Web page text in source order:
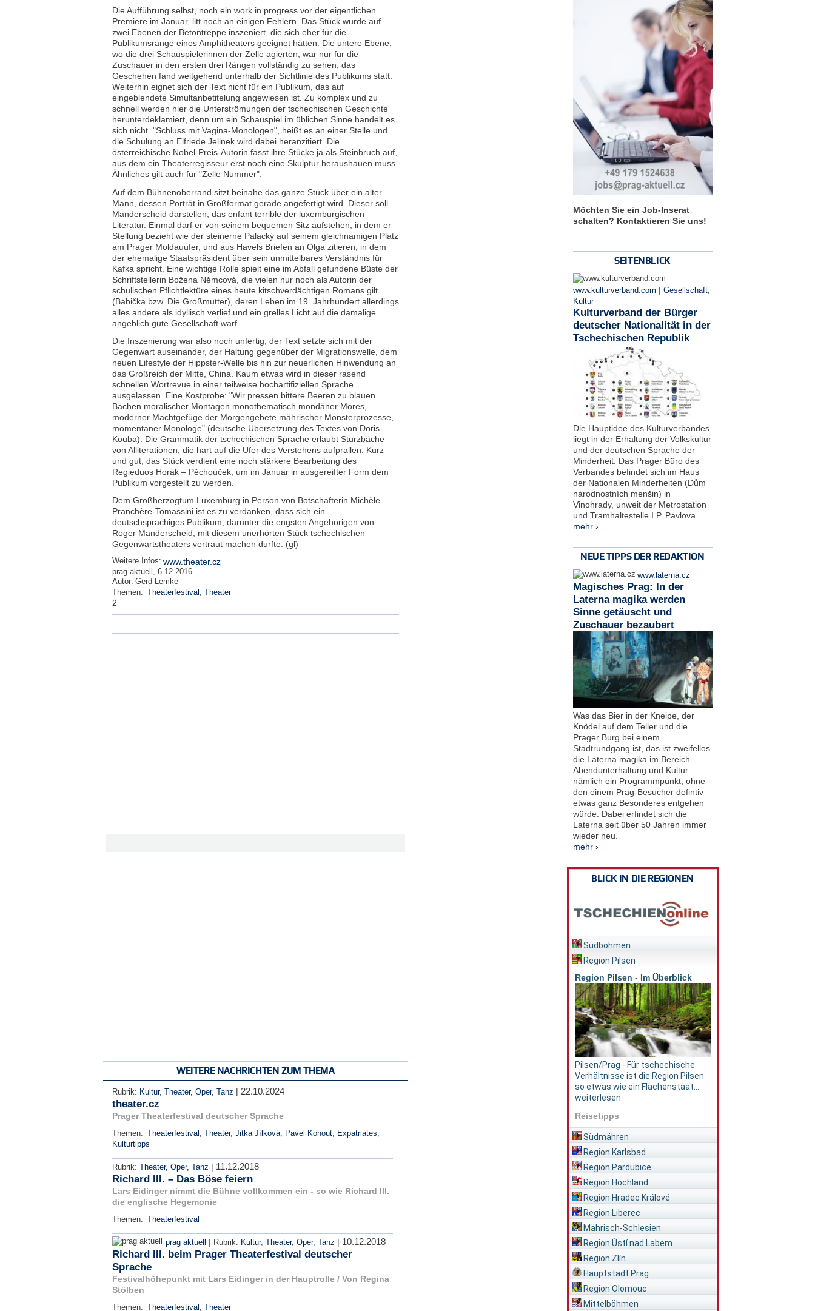
Die Aufführung selbst, noch ein work in progress vor der eigentlichen
Premiere im Januar, litt noch an einigen Fehlern. Das Stück wurde auf
zwei Ebenen der Betontreppe inszeniert, die sich eher für die
Publikumsränge eines Amphitheaters geeignet hätten. Die untere Ebene,
wo die drei Schauspielerinnen der Zelle agierten, war nur für die
Zuschauer in den ersten drei Rängen vollständig zu sehen, das
Geschehen fand weitgehend unterhalb der Sichtlinie des Publikums statt.
Weiterhin eignet sich der Text nicht für ein Publikum, das auf
eingeblendete Simultanbetitelung angewiesen ist. Zu komplex und zu
schnell werden hier die Unterströmungen der tschechischen Geschichte
herunterdeklamiert, denn um ein Schauspiel im üblichen Sinne handelt es
sich nicht. "Schluss mit Vagina-Monologen", heißt es an einer Stelle und
die Schulung an Elfriede Jelinek wird dabei heranzitiert. Die
österreichische Nobel-Preis-Autorin fasst ihre Stücke ja als Steinbruch auf,
aus dem ein Theaterregisseur erst noch eine Skulptur heraushauen muss.
Ähnliches gilt auch für "Zelle Nummer".
Auf dem Bühnenoberrand sitzt beinahe das ganze Stück über ein alter
Mann, dessen Porträt in Großformat gerade angefertigt wird. Dieser soll
Manderscheid darstellen, das enfant terrible der luxemburgischen
Literatur. Einmal darf er von seinem bequemen Sitz aufstehen, in dem er
Stellung bezieht wie der steinerne Palacký auf seinem gleichnamigen Platz
am Prager Moldauufer, und aus Havels Briefen an Olga zitieren, in dem
der ehemalige Staatspräsident über sein unmittelbares Verständnis für
Kafka spricht. Eine wichtige Rolle spielt eine im Abfall gefundene Büste der
Schriftstellerin Božena Němcová, die vielen nur noch als Autorin der
schulischen Pflichtlektüre eines heute kitschverdächtigen Romans gilt
(Babička bzw. Die Großmutter), deren Leben im 19. Jahrhundert allerdings
alles andere als idyllisch verlief und ein grelles Licht auf die damalige
angeblich gute Gesellschaft warf.
Die Inszenierung war also noch unfertig, der Text setzte sich mit der
Gegenwart auseinander, der Haltung gegenüber der Migrationswelle, dem
neuen Lifestyle der Hippster-Welle bis hin zur neuerlichen Hinwendung an
das Großreich der Mitte, China. Kaum etwas wird in dieser rasend
schnellen Wortrevue in einer teilweise hochartifiziellen Sprache
ausgelassen. Eine Kostprobe: "Wir pressen bittere Beeren zu blauen
Bächen moralischer Montagen monothematisch mondäner Mores,
moderner Machtgefüge der Morgengebete mährischer Monsterprozesse,
momentaner Monologe" (deutsche Übersetzung des Textes von Doris
Kouba). Die Grammatik der tschechischen Sprache erlaubt Sturzbäche
von Alliterationen, die hart auf die Ufer des Verstehens aufprallen. Kurz
und gut, das Stück verdient eine noch stärkere Bearbeitung des
Regieduos Horák – Pěchouček, um im Januar in ausgereifter Form dem
Publikum vorgestellt zu werden.
Dem Großherzogtum Luxemburg in Person von Botschafterin Michèle
Pranchère-Tomassini ist es zu verdanken, dass sich ein
deutschsprachiges Publikum, darunter die engsten Angehörigen von
Roger Manderscheid, mit diesem unerhörten Stück tschechischen
Gegenwartstheaters vertraut machen durfte. (gl)
Weitere Infos: www.theater.cz
prag aktuell, 6.12.2016
Autor: Gerd Lemke
Themen:
Theaterfestival , Theater
2
WEITERE NACHRICHTEN ZUM THEMA
Rubrik: Kultur, Theater, Oper, Tanz | 22.10.2024
theater.cz
Prager Theaterfestival deutscher Sprache
Themen: Theaterfestival , Theater, Jitka Jílková, Pavel Kohout, Expatriates,
Kulturtipps
Rubrik: Theater, Oper, Tanz | 11.12.2018
Richard III. – Das Böse feiern
Lars Eidinger nimmt die Bühne vollkommen ein - so wie Richard III.
die englische Hegemonie
Themen: Theaterfestival
prag aktuell | Rubrik: Kultur, Theater, Oper, Tanz | 10.12.2018
Richard III. beim Prager Theaterfestival deutscher
Sprache
Festivalhöhepunkt mit Lars Eidinger in der Hauptrolle / Von Regina
Stölben
Themen: Theaterfestival , Theater
Möchten Sie ein Job-Inserat
schalten? Kontaktieren Sie uns!
SEITENBLICK
www.kulturverband.com | Gesellschaft,
Kultur
Kulturverband der Bürger
deutscher Nationalität in der
Tschechischen Republik
Die Hauptidee des Kulturverbandes
liegt in der Erhaltung der Volkskultur
und der deutschen Sprache der
Minderheit. Das Prager Büro des
Verbandes befindet sich im Haus
der Nationalen Minderheiten (Dům
národnostních menšin) in
Vinohrady, unweit der Metrostation
und Tramhaltestelle I.P. Pavlova.
mehr ›
NEUE TIPPS DER REDAKTION
www.laterna.cz
Magisches Prag: In der
Laterna magika werden
Sinne getäuscht und
Zuschauer bezaubert
Was das Bier in der Kneipe, der
Knödel auf dem Teller und die
Prager Burg bei einem
Stadtrundgang ist, das ist zweifellos
die Laterna magika im Bereich
Abendunterhaltung und Kultur:
nämlich ein Programmpunkt, ohne
den einem Prag-Besucher defintiv
etwas ganz Besonderes entgehen
würde. Dabei erfindet sich die
Laterna seit über 50 Jahren immer
wieder neu.
mehr ›
BLICK IN DIE REGIONEN
Südböhmen
Region Pilsen
Region Pilsen - Im Überblick
Pilsen/Prag - Für tschechische
Verhältnisse ist die Region Pilsen
so etwas wie ein Flächenstaat...
weiterlesen
Reisetipps
Südmähren
Region Karlsbad
Region Pardubice
Region Hochland
Region Hradec Králové
Region Liberec
Mährisch-Schlesien
Region Ústí nad Labem
Region Zlín
Hauptstadt Prag
Region Olomouc
Mittelböhmen